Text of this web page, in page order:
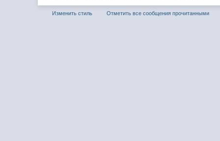
Изменить стиль Отметить все сообщения прочитанными